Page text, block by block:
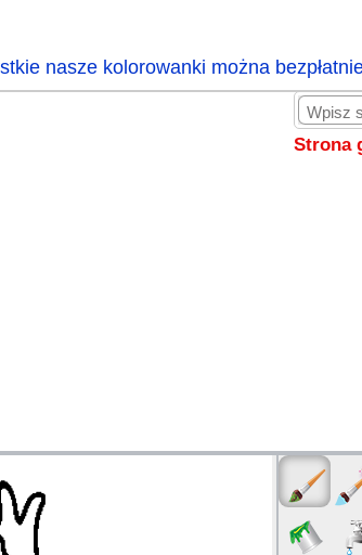
nasze kolorowanki można
Strona